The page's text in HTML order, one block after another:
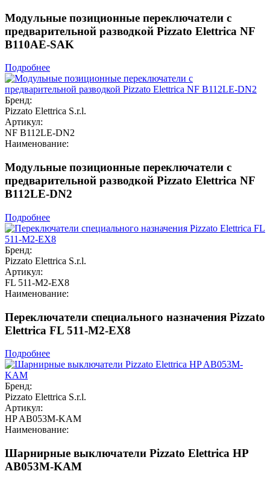
Модульные позиционные переключатели с
предварительной разводкой Pizzato Elettrica NF
B110AE-SAK
Подробнее
Бренд:
Pizzato Elettrica S.r.l.
Артикул:
NF B112LE-DN2
Наименование:
Модульные позиционные переключатели с
предварительной разводкой Pizzato Elettrica NF
B112LE-DN2
Подробнее
Бренд:
Pizzato Elettrica S.r.l.
Артикул:
FL 511-M2-EX8
Наименование:
Переключатели специального назначения Pizzato
Elettrica FL 511-M2-EX8
Подробнее
Бренд:
Pizzato Elettrica S.r.l.
Артикул:
HP AB053M-KAM
Наименование:
Шарнирные выключатели Pizzato Elettrica HP
AB053M-KAM